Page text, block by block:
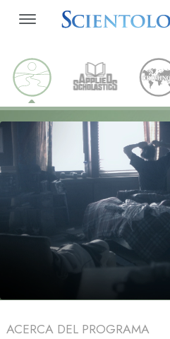
ACERCA DEL PROGRAMA